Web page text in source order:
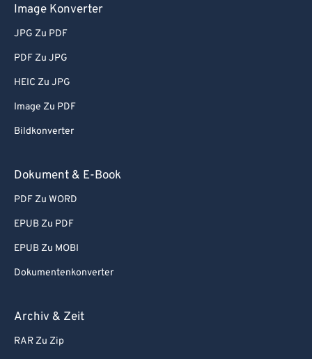
Image Konverter
JPG Zu PDF
PDF Zu JPG
HEIC Zu JPG
Image Zu PDF
Bildkonverter
Dokument & E-Book
PDF Zu WORD
EPUB Zu PDF
EPUB Zu MOBI
Dokumentenkonverter
Archiv & Zeit
RAR Zu Zip